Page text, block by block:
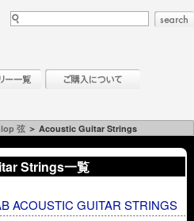
弦 ＞ Acoustic Guitar Strings
Strings一覧
ACOUSTIC GUITAR STRINGS